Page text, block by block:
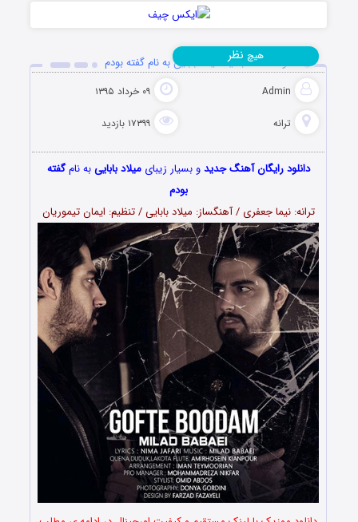
دانلود آهنگ جدید میلاد بابایی به نام گفته بودم
Admin ۰۹ خرداد ۱۳۹۵
ترانه ۱۷۳۹۹ بازدید
هیچ نظر
دانلود رایگان آهنگ جدیدو بسیار زیبایمیلاد باباییبه نامگفته
بودم
ترانه: نیما جعفری / آهنگساز: میلاد بابایی / تنظیم: ایمان تیموریان